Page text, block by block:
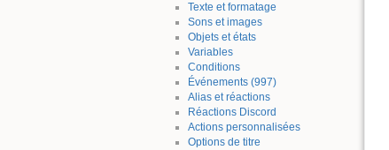
Texte et formatage
Sons et images
Objets et états
Variables
Conditions
Événements (997)
Alias et réactions
Réactions Discord
Actions personnalisées
Options de titre